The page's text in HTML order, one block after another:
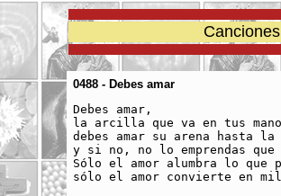
0488 - Debes amar
Debes amar,
la arcilla que va en tus
debes amar su arena hasta
y si no, no lo emprendas que
Sólo el amor alumbra lo que
sólo el amor convierte en